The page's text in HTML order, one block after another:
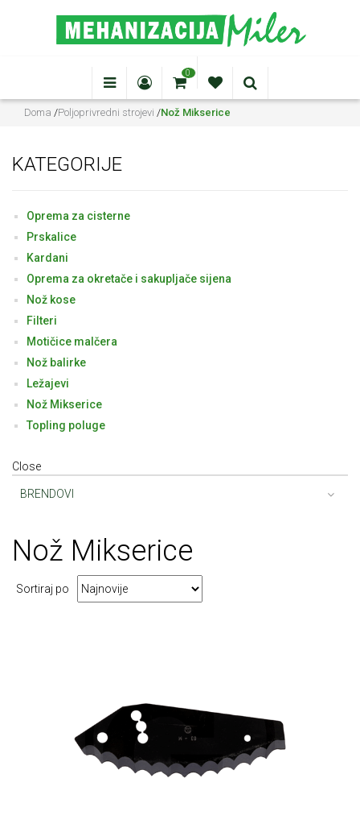
0
Doma /Poljoprivredni strojevi /Nož Mikserice
KATEGORIJE
Oprema za cisterne
Prskalice
Kardani
Oprema za okretače i sakupljače sijena
Nož kose
Filteri
Motičice malčera
Nož balirke
Ležajevi
Nož Mikserice
Topling poluge
Close
BRENDOVI
Nož Mikserice
Sortiraj po